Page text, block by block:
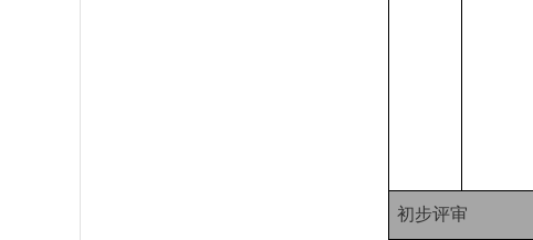
初步评审